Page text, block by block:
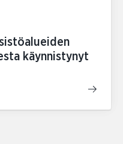
käynnistynyt